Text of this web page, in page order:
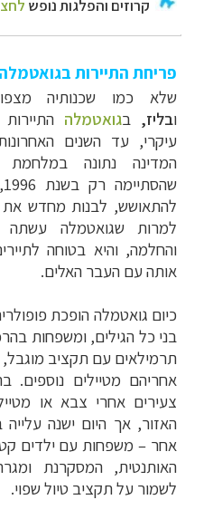
פריחת התיירות בגואטמלה
שלא כמו שכנותיה
ובליז, בגואטמלה
עיקרי, עד השנים
המדינה נתונה
להתאושש, לבנות מחדש
למרות שגואטמלה עשתה
והחלמה, והיא בטוחה
אותה עם העבר האלים.
כיום גואטמלה הופכת
בני כל הגילים, ומשפחות
תרמילאים עם תקציב
אחריהם מטיילים נוספים.
צעירים אחרי צבא או
האזור, אך היום ישנה עלייה
אחר – משפחות עם ילדים
האותנטית, המסקרנת
לשמור על תקציב טיול שפוי.